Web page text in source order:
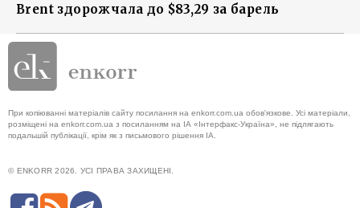
Brent здорожчала до $83,29 за барель
При копіюванні матеріалів сайту посилання на enkorr.com.ua обов'язкове. Усі матеріали,
розміщені на enkorr.com.ua з посиланням на ІА «Інтерфакс-Україна», не підлягають
подальшій публікації, крім як з письмового рішення ІА.
© ENKORR 2026. УСІ ПРАВА ЗАХИЩЕНІ.